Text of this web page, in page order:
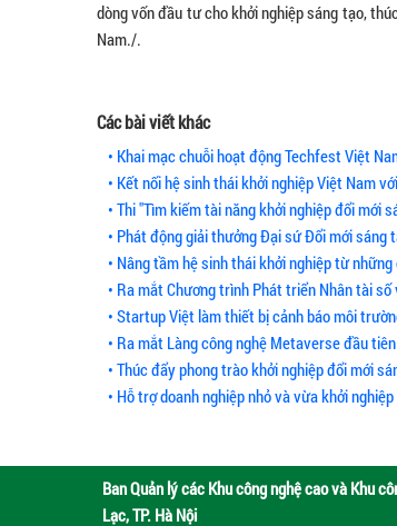
dòng vốn đầu tư cho khởi nghiệp sáng tạo,
Nam./.
Các bài viết khác
• Khai mạc chuỗi hoạt động Techfest Việt
• Kết nối hệ sinh thái khởi nghiệp Việt Nam
• Thi "Tìm kiếm tài năng khởi nghiệp đổi mới
• Phát động giải thưởng Đại sứ Đổi mới sáng
• Nâng tầm hệ sinh thái khởi nghiệp từ
• Ra mắt Chương trình Phát triển Nhân tài
• Startup Việt làm thiết bị cảnh báo môi
• Ra mắt Làng công nghệ Metaverse đầu
• Thúc đẩy phong trào khởi nghiệp đổi mới
• Hỗ trợ doanh nghiệp nhỏ và vừa khởi
Ban Quản lý các Khu công nghệ cao và Khu
Lạc, TP. Hà Nội